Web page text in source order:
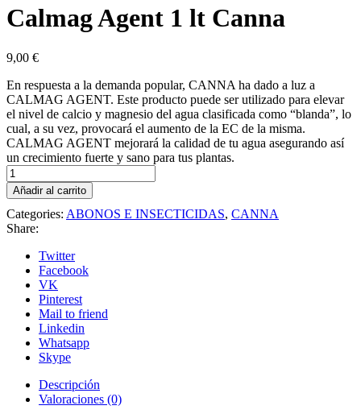
Calmag Agent 1 lt Canna
9,00 €
En respuesta a la demanda popular, CANNA ha dado a luz a
CALMAG AGENT. Este producto puede ser utilizado para elevar
el nivel de calcio y magnesio del agua clasificada como “blanda”, lo
cual, a su vez, provocará el aumento de la EC de la misma.
CALMAG AGENT mejorará la calidad de tu agua asegurando así
un crecimiento fuerte y sano para tus plantas.
Calmag
Agent
1
lt
Canna
Añadir al carrito
Categories: ABONOS E INSECTICIDAS, CANNA
Share:
Twitter
Facebook
VK
Pinterest
Mail to friend
Linkedin
Whatsapp
Skype
Descripción
Valoraciones (0)